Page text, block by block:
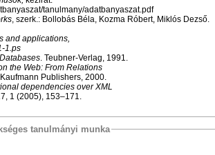
tanulmany/adatbanyaszat.pdf
, szerk.: Bollobás Béla, Kozma Róbert, Miklós Dezső.
and applications,
1.ps
. Teubner-Verlag, 1991.
the Web: From Relations
Publishers, 2000.
dependencies over XML
1 (2005), 153–171.
tanulmányi munka